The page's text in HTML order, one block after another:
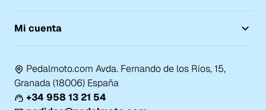
Mi cuenta
Pedalmoto.com Avda. Fernando de los Ríos, 15,
Granada (18006) España
+34 958 13 21 54